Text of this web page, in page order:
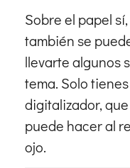
Sobre el papel
también se
llevarte algunos
tema. Solo
digitalizador,
puede hacer al
ojo.